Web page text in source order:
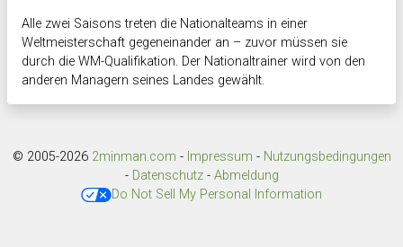
Alle zwei Saisons treten die Nationalteams in einer
Weltmeisterschaft gegeneinander an – zuvor müssen sie
durch die WM-Qualifikation. Der Nationaltrainer wird von den
anderen Managern seines Landes gewählt.
© 2005-2026 2minman.com - Impressum - Nutzungsbedingungen
- Datenschutz- Abmeldung
Do Not Sell My Personal Information